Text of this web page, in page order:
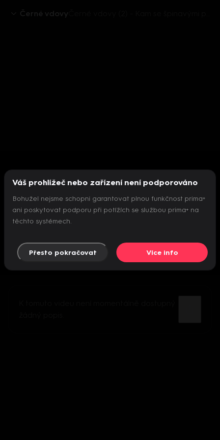
Černé vdovy
Nepodařilo se inicializovat přehrávač
Váš prohlížeč nebo zařízení není podporováno
Bohužel nejsme schopni garantovat plnou funkčnost prima+
ani poskytovat podporu při potížích se službou prima+ na
těchto systémech.
Přesto pokračovat Více info